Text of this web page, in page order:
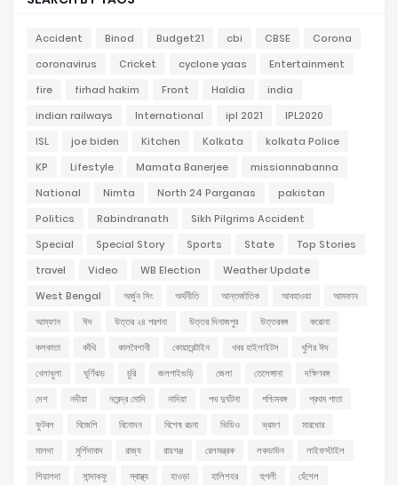
Accident Binod Budget21 cbi CBSE
Corona
coronavirus
Cricket cyclone yaas
Entertainment
fire
firhad hakim Front Haldia
india
indian railways
International ipl 2021
IPL2020
ISL
joe biden Kitchen Kolkata
kolkata Police
KP
Lifestyle Mamata Banerjee
missionnabanna
National
Nimta North 24 Parganas
pakistan
Politics
Rabindranath
Sikh Pilgrims Accident
Special
Special Story Sports State
Top Stories
travel
Video WB Election
Weather Update
West Bengal
অর্জুন সিং অর্থনীতি আন্তর্জাতিক আবহাওয়া
আমফান
আম্ফান
ঈদ উত্তর ২৪ পরগনা উত্তর দিনাজপুর উত্তরবঙ্গ
করোনা
কলকাতা
কাঁথি কালবৈশাখী কোয়ারেন্টাইন খবর হাইলাইটস
খুশির ঈদ
খেলাধুলা
ঘূর্ণিঝড় চুরি জলপাইগুড়ি জেলা তেলেঙ্গানা
দক্ষিণবঙ্গ
দেশ
নদীয়া নরেন্দ্র মোদি নাদিয়া পথ দুর্ঘটনা পশ্চিমবঙ্গ
প্রথম পাতা
ফুটবল
বিজেপি বিনোদন বিশেষ রচনা ভিডিও ভ্রমণ
মারধোর
মালদা
মুর্শিদাবাদ রাজ্য রায়গঞ্জ রেলমন্ত্রক লকডাউন
লাইফস্টাইল
শিয়ালদা
সান্দাকফু স্বাস্থ্য হাওড়া হালিশহর হুগলী হেঁশেল